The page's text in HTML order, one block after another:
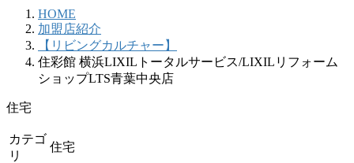
HOME
加盟店紹介
【リビングカルチャー】
住彩館 横浜LIXILトータルサービス/LIXILリフォーム
ショップLTS青葉中央店
住宅
カテゴ
リ
住宅